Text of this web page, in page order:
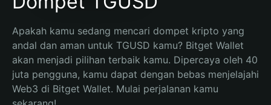
Apakah kamu sedang mencari dompet kripto yang
andal dan aman untuk TGUSD kamu? Bitget Wallet
akan menjadi pilihan terbaik kamu. Dipercaya oleh 40
juta pengguna, kamu dapat dengan bebas menjelajahi
Web3 di Bitget Wallet. Mulai perjalanan kamu